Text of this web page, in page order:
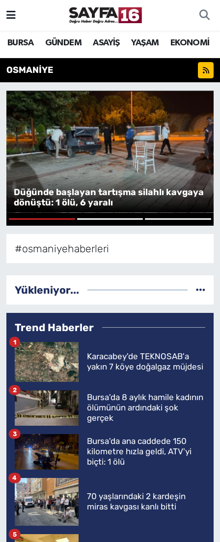
BURSA GÜNDEM ASAYİŞ YAŞAM EKONOMİ
OSMANİYE
Düğünde başlayan tartışma silahlı kavgaya
dönüştü: 1 ölü, 6 yaralı
1
#osmaniyehaberleri
Yükleniyor...
Trend Haberler
Karacabey'de TEKNOSAB'a
yakın 7 köye doğalgaz müjdesi
1
Bursa'da 8 aylık hamile kadının
ölümünün ardındaki şok
gerçek
2
Bursa'da ana caddede 150
kilometre hızla geldi, ATV'yi
biçti: 1 ölü
3
70 yaşlarındaki 2 kardeşin
miras kavgası kanlı bitti
4
5
ÖZEL HABER
İNCELEME
BİLİM
DÜNYA
TEKNOLOJİ
SPOR
EĞİTİM
Hava Durumu
Trafik Durumu
Tüm Manşetler
Son Dakika Haberleri
Haber Arşivi